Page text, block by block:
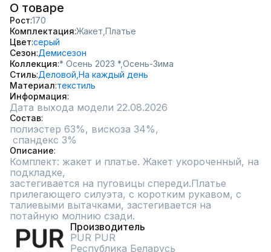
О товаре
Рост 170
Комплектация Жакет, Платье
Цвет серый
Сезон Демисезон
Коллекция * Осень 2023 *,Осень-Зима
Стиль Деловой, На каждый день
Материал текстиль
Информация
Дата выхода модели 22.08.2026
Состав
полиэстер 63%, вискоза 34%,
спандекс 3%
Описание
Комплект: жакет и платье. Жакет укороченный, на
подкладке,
застегивается на пуговицы спереди.Платье
прилегающего силуэта, с коротким рукавом, с
талиевыми вытачками, застегивается на
потайную молнию сзади.
Производитель
PUR PUR
Республика Беларусь